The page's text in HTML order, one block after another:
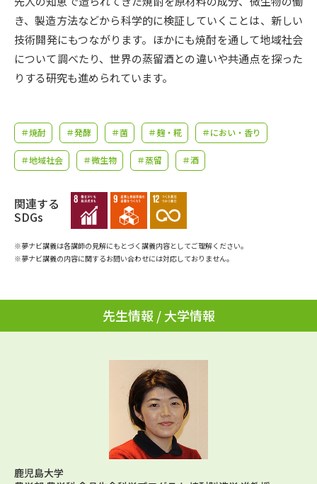
新生活お役立ちガイド
学問発見
大学で学びたい学問発見
学問のミニ講義「夢ナビ講義」 学問分野解説
学問の教科書 夢ナビライブ
ユーザーサポート
お支払いについて
受付内容・発送状況の確認
テレメール進学カタログ
訂正のご案内
き、製造方法などから科学的に検証していくことは、新しい
技術開発にもつながります。ほかにも焼酎を通して地域社会
について調べたり、世界の蒸留酒との違いや共通点を探った
りする研究も進められています。
＃焼酎 ＃発酵 ＃菌 ＃麹・糀 ＃におい・香り
＃地域社会 ＃微生物 ＃蒸留 ＃酒
関連する
SDGs
※夢ナビ講義は各講師の見解にもとづく講義内容としてご理解ください。
※夢ナビ講義の内容に関するお問い合わせには対応しておりません。
先生情報 / 大学情報
鹿児島大学